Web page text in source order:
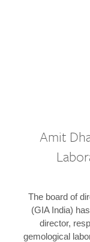
Amit
The board of
(GIA India)
director,
gemological